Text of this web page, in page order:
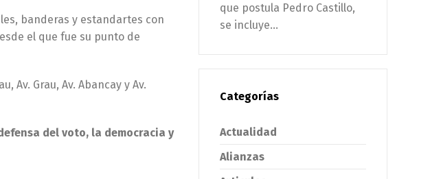
banderas y estandartes con
el que fue su punto de
Av. Grau, Av. Abancay y Av.
del voto, la democracia y
que postula Pedro Castillo,
se incluye...
Categorías
Actualidad
Alianzas